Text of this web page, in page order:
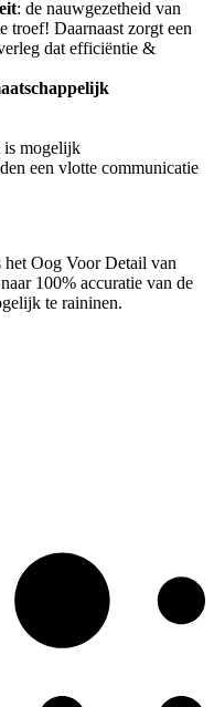
: de nauwgezetheid van
troef! Daarnaast zorgt een
dat efficiëntie &
is mogelijk
een vlotte communicatie
het Oog Voor Detail van
100% accuratie van de
te raininen.